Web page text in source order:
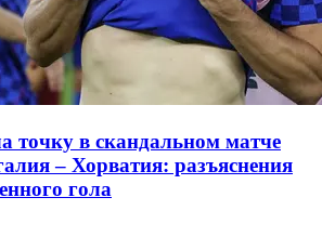
точку в скандальном матче
– Хорватия: разъяснения
гола